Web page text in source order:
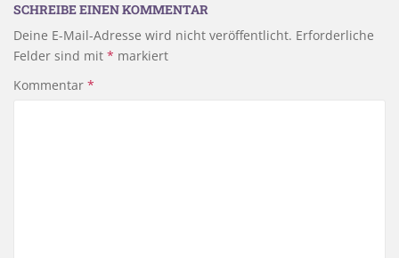
SCHREIBE EINEN KOMMENTAR
Deine E-Mail-Adresse wird nicht veröffentlicht. Erforderliche
Felder sind mit * markiert
Kommentar *